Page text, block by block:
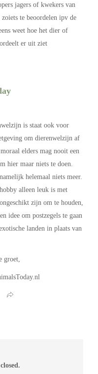
jagers of kwekers van
te beoordelen ipv de
weet hoe het dier of
er uit ziet
is staat ook voor
om dierenwelzijn af
elders mag nooit een
hier maar niets te doen.
helemaal niets meer.
alleen leuk is met
zijn om te houden,
idee om postzegels te gaan
landen in plaats van
groet,